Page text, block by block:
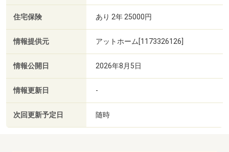
住宅保険 あり 2年 25000円
情報提供元 アットホーム[1173326126]
情報公開日 2026年8月5日
情報更新日 -
次回更新予定日 随時